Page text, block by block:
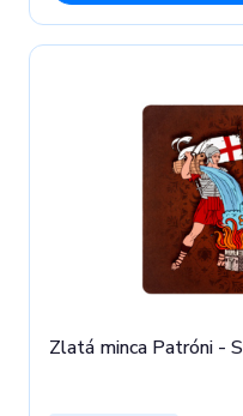
Zlatá minca Patróni -